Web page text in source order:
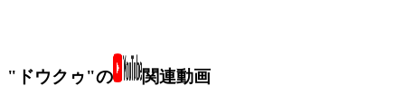
"ドウクゥ"の 関連動画